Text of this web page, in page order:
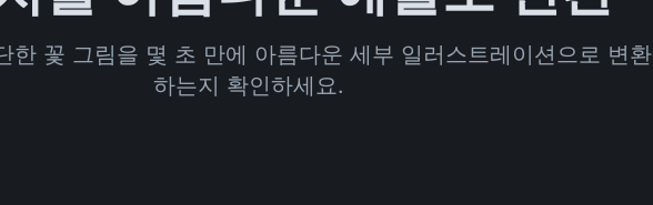
한 꽃 그림을 몇 초 만에 아름다운 세부 일러스트레이션으로 변환
하는지 확인하세요.